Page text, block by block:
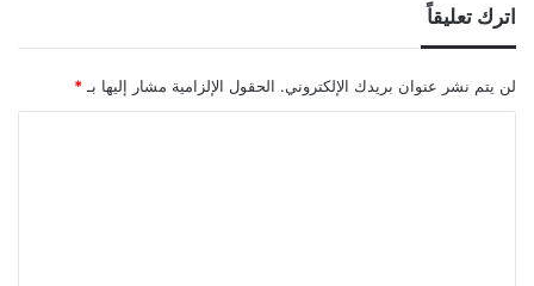
اترك تعليقاً
لن يتم نشر عنوان بريدك الإلكتروني. الحقول الإلزامية مشار إليها بـ *